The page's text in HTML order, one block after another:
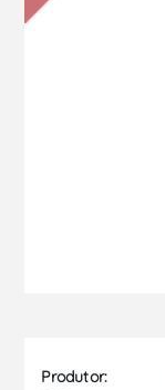
Produtor: